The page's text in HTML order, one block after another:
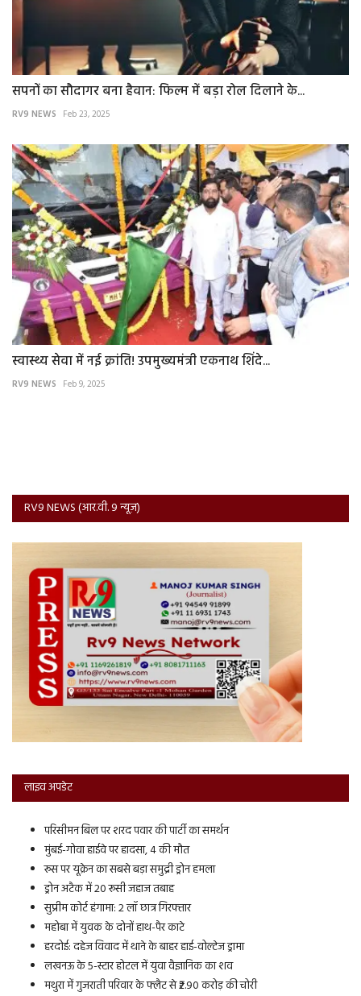
सपनों का सौदागर बना हैवान: फिल्म में बड़ा रोल दिलाने के...
RV9 NEWS Feb 23, 2025
स्वास्थ्य सेवा में नई क्रांति! उपमुख्यमंत्री एकनाथ शिंदे...
RV9 NEWS Feb 9, 2025
RV9 NEWS (आर.वी. 9 न्यूज़)
लाइव अपडेट
परिसीमन बिल पर शरद पवार की पार्टी का समर्थन
मुंबई-गोवा हाईवे पर हादसा, 4 की मौत
रूस पर यूक्रेन का सबसे बड़ा समुद्री ड्रोन हमला
ड्रोन अटैक में 20 रूसी जहाज तबाह
सुप्रीम कोर्ट हंगामा: 2 लॉ छात्र गिरफ्तार
महोबा में युवक के दोनों हाथ-पैर काटे
हरदोई: दहेज विवाद में थाने के बाहर हाई-वोल्टेज ड्रामा
लखनऊ के 5-स्टार होटल में युवा वैज्ञानिक का शव
मथुरा में गुजराती परिवार के फ्लैट से ₹2.90 करोड़ की चोरी